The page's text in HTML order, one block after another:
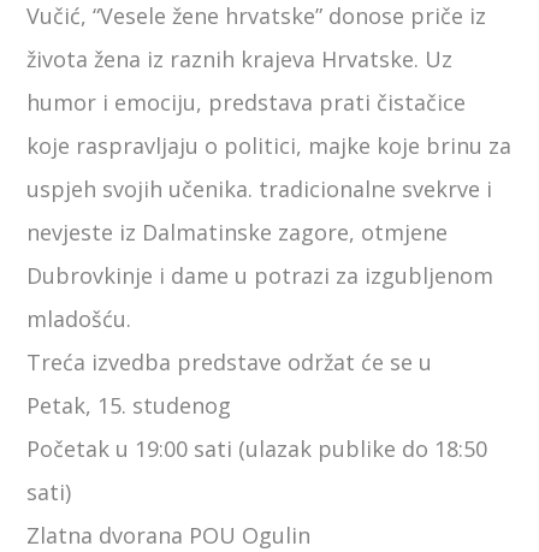
Vučić, “Vesele žene hrvatske” donose priče iz
života žena iz raznih krajeva Hrvatske. Uz
humor i emociju, predstava prati čistačice
koje raspravljaju o politici, majke koje brinu za
uspjeh svojih učenika. tradicionalne svekrve i
nevjeste iz Dalmatinske zagore, otmjene
Dubrovkinje i dame u potrazi za izgubljenom
mladošću.
Treća izvedba predstave održat će se u
Petak, 15. studenog
Početak u 19:00 sati (ulazak publike do 18:50
sati)
Zlatna dvorana POU Ogulin